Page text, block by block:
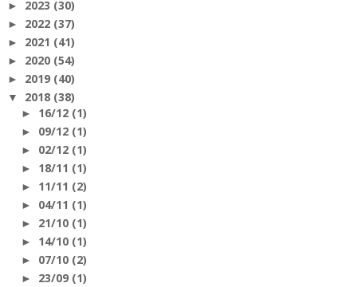
► 2023 (30)
► 2022 (37)
► 2021 (41)
► 2020 (54)
► 2019 (40)
▼ 2018 (38)
► 16/12 (1)
► 09/12 (1)
► 02/12 (1)
► 18/11 (1)
► 11/11 (2)
► 04/11 (1)
► 21/10 (1)
► 14/10 (1)
► 07/10 (2)
► 23/09 (1)